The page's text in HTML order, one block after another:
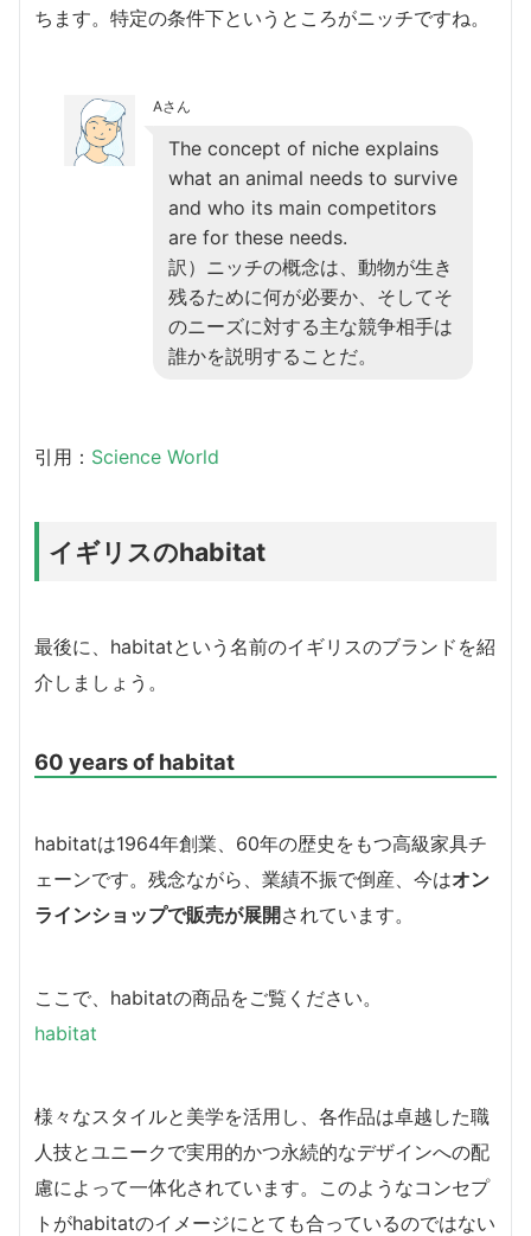
ちます。特定の条件下というところがニッチですね。
Aさん
The concept of niche explains
what an animal needs to survive
and who its main competitors
are for these needs.
訳）ニッチの概念は、動物が生き
残るために何が必要か、そしてそ
のニーズに対する主な競争相手は
誰かを説明することだ。
引用： Science World
イギリスのhabitat
最後に、habitatという名前のイギリスのブランドを紹
介しましょう。
60 years of habitat
habitatは1964年創業、60年の歴史をもつ高級家具チ
ェーンです。残念ながら、業績不振で倒産、今はオン
ラインショップで販売が展開されています。
ここで、habitatの商品をご覧ください。
habitat
様々なスタイルと美学を活用し、各作品は卓越した職
人技とユニークで実用的かつ永続的なデザインへの配
慮によって一体化されています。このようなコンセプ
トがhabitatのイメージにとても合っているのではない